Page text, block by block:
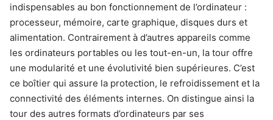
indispensables au bon fonctionnement de l’ordinateur :
processeur, mémoire, carte graphique, disques durs et
alimentation. Contrairement à d’autres appareils comme
les ordinateurs portables ou les tout-en-un, la tour offre
une modularité et une évolutivité bien supérieures. C’est
ce boîtier qui assure la protection, le refroidissement et la
connectivité des éléments internes. On distingue ainsi la
tour des autres formats d’ordinateurs par ses